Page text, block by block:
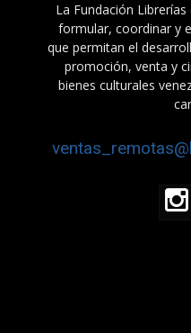
La Fundación
formular, coordinar y
que permitan el
promoción, venta y
bienes culturales